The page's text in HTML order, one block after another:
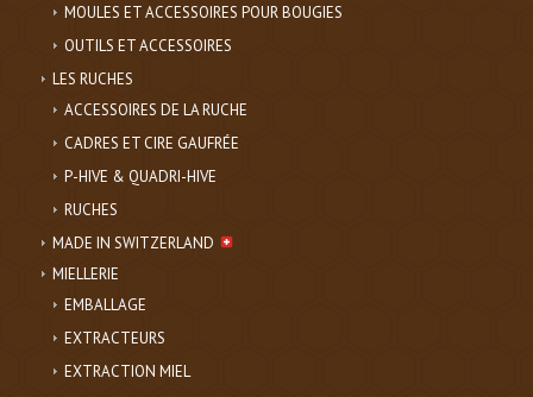
MOULES ET ACCESSOIRES POUR BOUGIES
OUTILS ET ACCESSOIRES
LES RUCHES
ACCESSOIRES DE LA RUCHE
CADRES ET CIRE GAUFRÉE
P-HIVE & QUADRI-HIVE
RUCHES
MADE IN SWITZERLAND
MIELLERIE
EMBALLAGE
EXTRACTEURS
EXTRACTION MIEL